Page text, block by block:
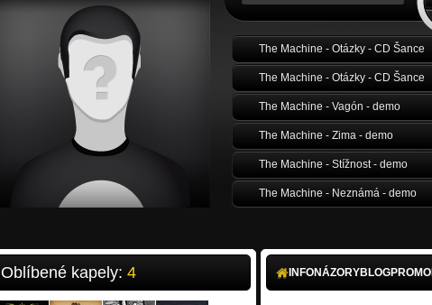
The Machine - Otázky - CD Šance
The Machine - Otázky - CD Šance
The Machine - Vagón - demo
The Machine - Zima - demo
The Machine - Stížnost - demo
The Machine - Neznámá - demo
The Machine - Dopis - demo
The Machine - Dopis - demo
Oblíbené kapely: 4 INFONÁZORYBLOGPROMO